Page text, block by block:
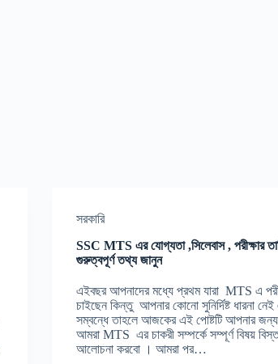
সরকারি
SSC MTS এর যোগ্যতা ,সিলেবাস , পরীক্ষার
গুরুত্বপূর্ণ তথ্য জানুন
এইবছর আপনাদের মধ্যে প্রথম যারা MTS এ
চাইছেন কিন্তু আপনার কোনো সুনির্দিষ্ট ধারনা নেই
সম্বন্ধে তাহলে আজকের এই পোষ্টটি আপনার
আমরা MTS এর চাকরী সম্পর্কে সম্পূর্ণ বিষয়
আলোচনা করবো । আমরা পর…